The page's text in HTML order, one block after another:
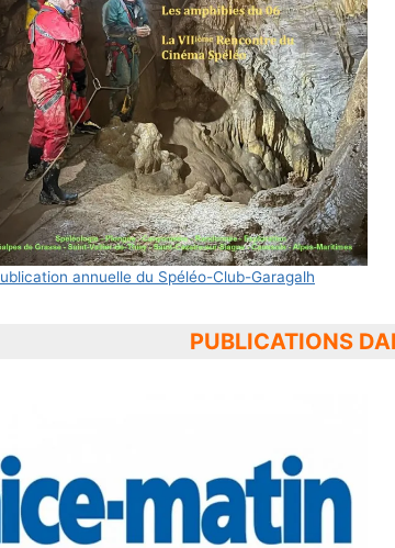
annuelle du Spéléo-Club-Garagalh
PUBLICATIONS